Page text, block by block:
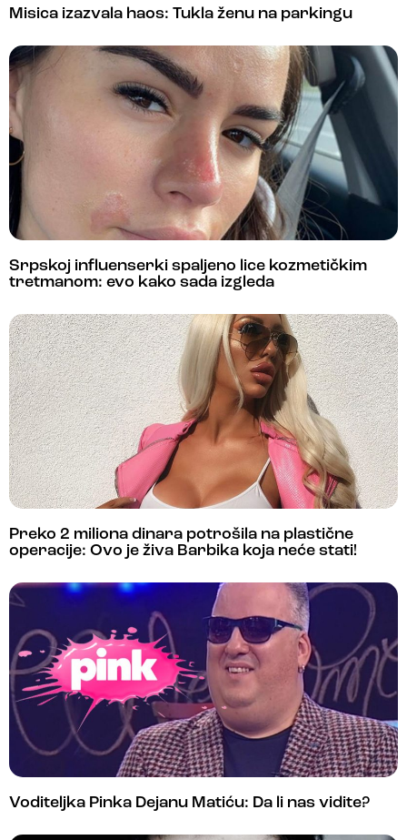
Misica izazvala haos: Tukla ženu na parkingu
Srpskoj influenserki spaljeno lice kozmetičkim
tretmanom: evo kako sada izgleda
Preko 2 miliona dinara potrošila na plastične
operacije: Ovo je živa Barbika koja neće stati!
Voditeljka Pinka Dejanu Matiću: Da li nas vidite?